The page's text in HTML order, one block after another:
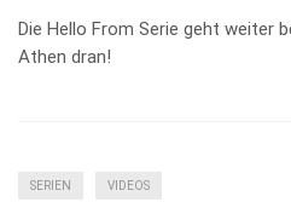
Die Hello From Serie geht weiter
Athen dran!
SERIEN VIDEOS